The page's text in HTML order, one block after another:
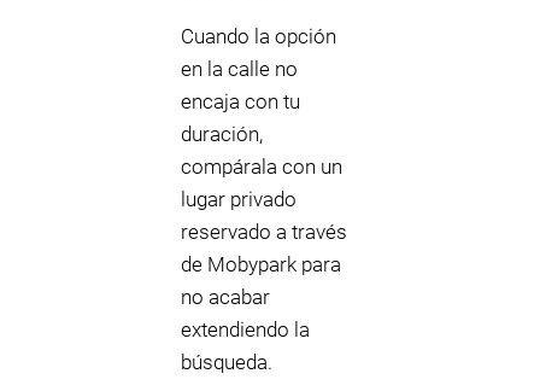
Cuando la opción
en la calle no
encaja con tu
duración,
compárala con un
lugar privado
reservado a través
de Mobypark para
no acabar
extendiendo la
búsqueda.